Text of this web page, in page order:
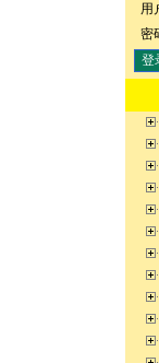
用
密